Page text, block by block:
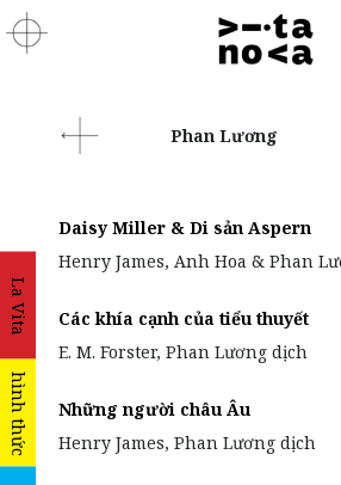
La Vita
hình thức
Phan Lương
Daisy Miller & Di sản Aspern
Henry James, Anh Hoa & Phan
Các khía cạnh của tiểu thuyết
E. M. Forster, Phan Lương dịch
Những người châu Âu
Henry James, Phan Lương dịch